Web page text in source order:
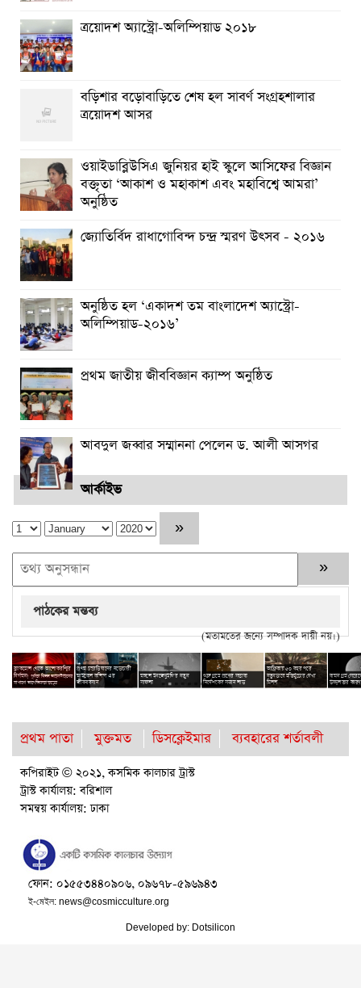
আফ্রিকায় ৫০ বছর পরে নতুনভাবে হস্তিছুঁচোর দেখা মিলল
ত্রয়োদশ অ্যাস্ট্রো-অলিম্পিয়াড ২০১৮
বড়িশার বড়োবাড়িতে শেষ হল সাবর্ণ সংগ্রহশালার
ত্রয়োদশ আসর
ওয়াইডাব্লিউসিএ জুনিয়র হাই স্কুলে আসিফের বিজ্ঞান
বক্তৃতা ‘আকাশ ও মহাকাশ এবং মহাবিশ্বে আমরা’
অনুষ্ঠিত
জ্যোতির্বিদ রাধাগোবিন্দ চন্দ্র স্মরণ উৎসব - ২০১৬
অনুষ্ঠিত হল ‘একাদশ তম বাংলাদেশ অ্যাস্ট্রো-
অলিম্পিয়াড-২০১৬’
প্রথম জাতীয় জীববিজ্ঞান ক্যাম্প অনুষ্ঠিত
আবদুল জব্বার সম্মাননা পেলেন ড. আলী আসগর
আর্কাইভ
পাঠকের মন্তব্য
(মতামতের জন্যে সম্পাদক দায়ী নয়।)
ব্ল্যাকহোল থেকে আলোকরশ্মির
নির্গমন! পূর্ণতা মিলল আইনস্টাইনের
সাধারণ আপেক্ষিকতা তত্ত্বের
প্রথম চন্দ্রাভিযানের নভোচারী
মাইকেল কলিন্স এর
জীবনাবসান
মঙ্গলে ইনজেনুইটি’র নতুন
সাফল্য
শুক্র গ্রহে প্রাণের সম্ভাব্য
নির্দেশকের সন্ধান লাভ
আফ্রিকায় ৫০ বছর পরে
নতুনভাবে হস্তিছুঁচোর দেখা
মিলল
বামন গ্রহ
উজ্জ্বলতার
প্রথম পাতা মুক্তমত ডিসক্লেইমার ব্যবহারের শর্তাবলী
কপিরাইট © ২০২১, কসমিক কালচার ট্রাস্ট
ট্রাস্ট কার্যালয়: বরিশাল
সমন্বয় কার্যালয়: ঢাকা
ফোন: ০১৫৫৩৪৪০৯০৬, ০৯৬৭৮-৫৯৬৯৪৩
ই-মেইল: news@cosmicculture.org
Developed by: Dotsilicon